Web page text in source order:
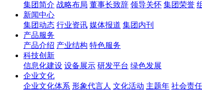
集团简介 战略布局 董事长致辞 领导关怀 集团荣誉
新闻中心
集团动态 行业资讯 媒体报道 集团内刊
产品服务
产品介绍 产业结构 特色服务
科技创新
信息化建设 设备展示 研发平台 绿色发展
企业文化
企业文化体系 形象代言人 文化活动 主题年 社会责任